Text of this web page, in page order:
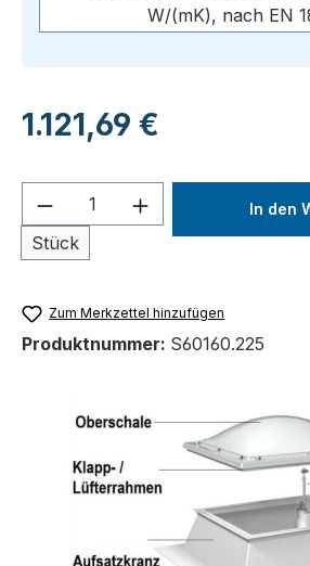
W/(mK), nach EN
Regulärer Preis:
1.121,69 €
Produkt Anzahl: Gib
Stück
In den
Zum Merkzettel hinzufügen
Produktnummer: S60160.225